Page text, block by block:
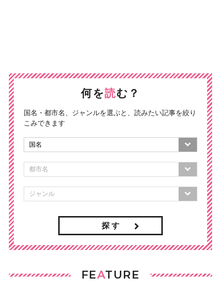
何を読む？
国名・都市名、ジャンルを選ぶと、読みたい記事を絞り
こみできます
探 す
FEATURE